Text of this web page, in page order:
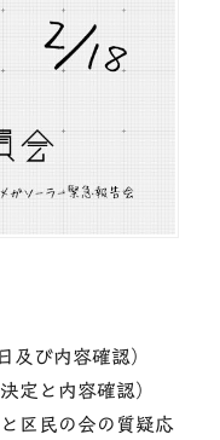
及び内容確認）
定と内容確認）
区民の会の質疑応